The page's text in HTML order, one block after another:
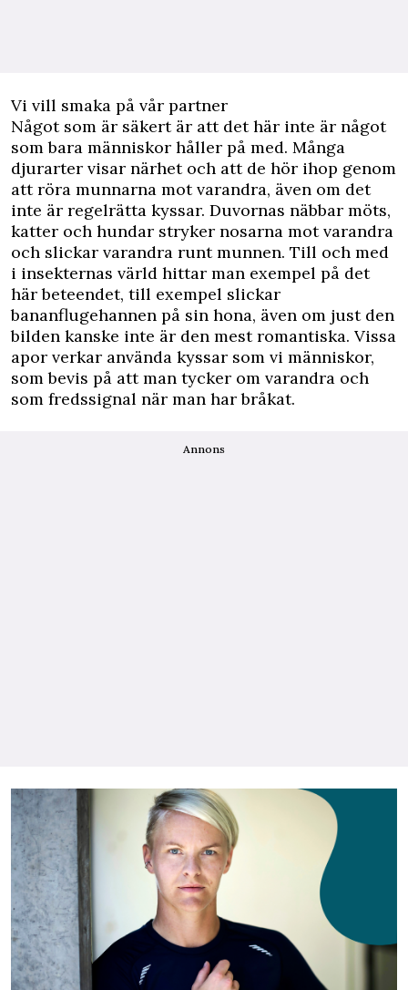
Vi vill smaka på vår partner
Något som är säkert är att det här inte är något
som bara människor håller på med. Många
djurarter visar närhet och att de hör ihop genom
att röra munnarna mot varandra, även om det
inte är regelrätta kyssar. Duvornas näbbar möts,
katter och hundar stryker nosarna mot varandra
och slickar varandra runt munnen. Till och med
i insekternas värld hittar man exempel på det
här beteendet, till exempel slickar
bananflugehannen på sin hona, även om just den
bilden kanske inte är den mest romantiska. Vissa
apor verkar använda kyssar som vi människor,
som bevis på att man tycker om varandra och
som fredssignal när man har bråkat.
Annons